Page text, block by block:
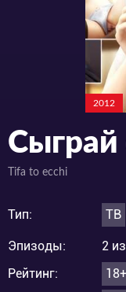
2012
Tifa to ecchi
Тип: ТВ
Эпизоды:
2
Рейтинг:
18+